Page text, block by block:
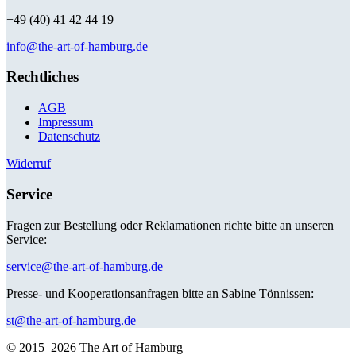
+49 (40) 41 42 44 19
info@the-art-of-hamburg.de
Rechtliches
AGB
Impressum
Datenschutz
Widerruf
Service
Fragen zur Bestellung oder Reklamationen richte bitte an unseren
Service:
service@the-art-of-hamburg.de
Presse- und Kooperationsanfragen bitte an Sabine Tönnissen:
st@the-art-of-hamburg.de
© 2015–2026 The Art of Hamburg